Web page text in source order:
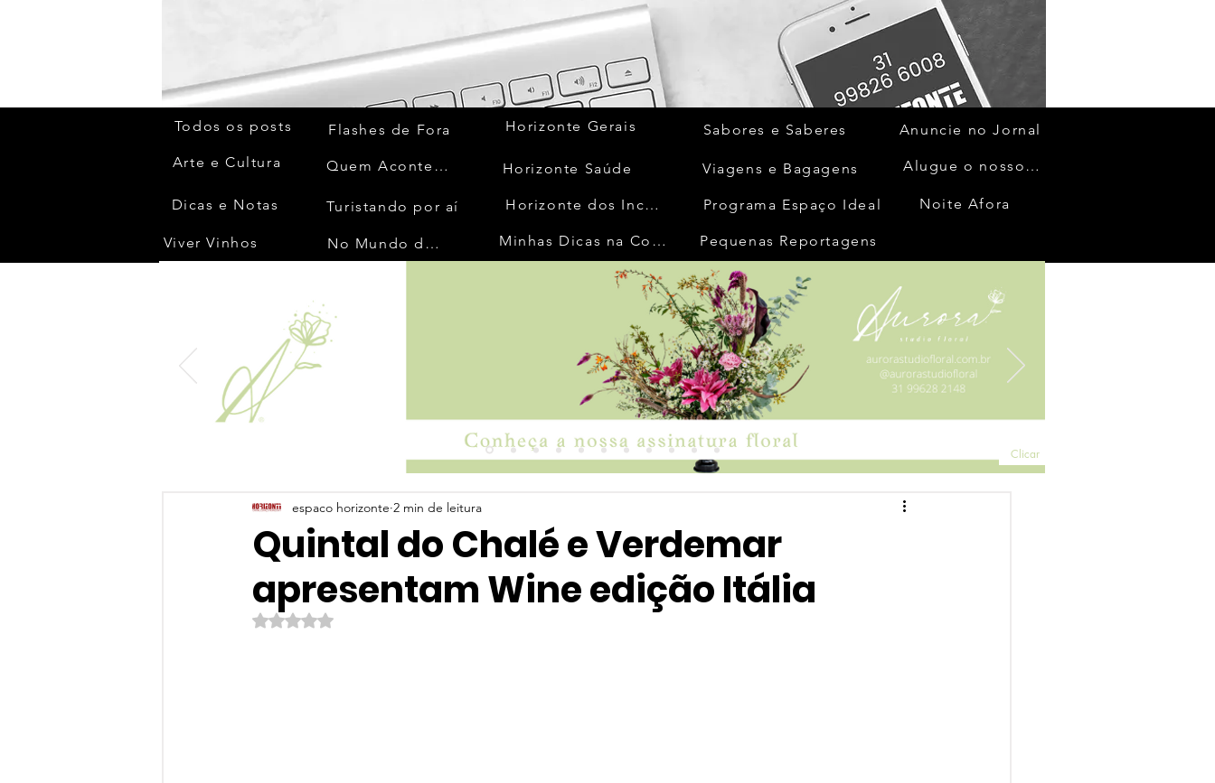
Todos os posts
Arte e Cultura
Dicas e Notas
Viver Vinhos
Flashes de Fora
Quem Acontece
Turistando por aí
No Mundo da Moda
Horizonte Gerais
Horizonte Saúde
Horizonte dos Inconfidentes
Minhas Dicas na Cozinha
Sabores e Saberes
Viagens e Bagagens
Programa Espaço Ideal
Anuncie no Jornal
Alugue o nosso espaço
Noite Afora
Pequenas Reportagens
Clicar
Quintal do Chalé e Verdemar
apresentam Wine edição Itália
espaco horizonte 2 min de leitura
Avaliado com NaN de 5 estrelas.